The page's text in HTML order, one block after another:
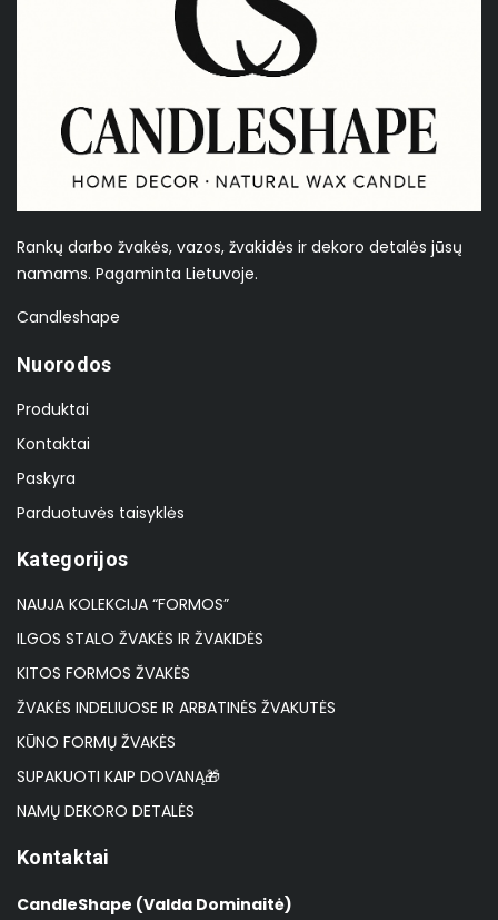
Rankų darbo žvakės, vazos, žvakidės ir dekoro detalės jūsų
namams. Pagaminta Lietuvoje.
Candleshape
Nuorodos
Produktai
Kontaktai
Paskyra
Parduotuvės taisyklės
Kategorijos
NAUJA KOLEKCIJA “FORMOS”
ILGOS STALO ŽVAKĖS IR ŽVAKIDĖS
KITOS FORMOS ŽVAKĖS
ŽVAKĖS INDELIUOSE IR ARBATINĖS ŽVAKUTĖS
KŪNO FORMŲ ŽVAKĖS
SUPAKUOTI KAIP DOVANĄ🎁
NAMŲ DEKORO DETALĖS
Kontaktai
CandleShape (Valda Dominaitė)